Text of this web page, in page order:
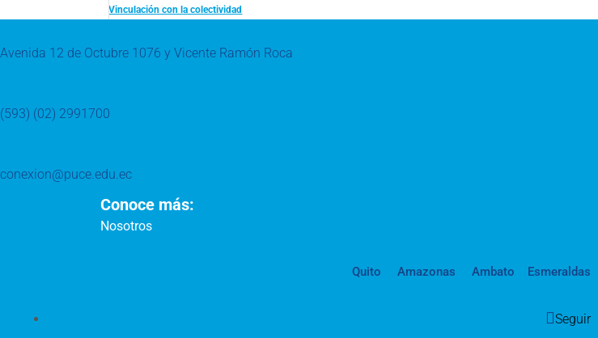
Vinculación con la colectividad
Avenida 12 de Octubre 1076 y Vicente Ramón Roca
(593) (02) 2991700
conexion@puce.edu.ec
Conoce más:
Nosotros
Quito Amazonas Ambato Esmeraldas
Seguir